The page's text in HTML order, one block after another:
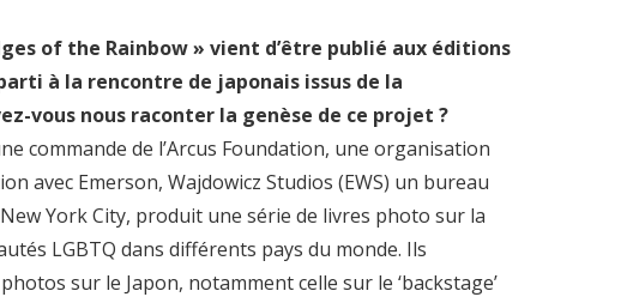
of the Rainbow » vient d’être publié aux éditions
à la rencontre de japonais issus de la
vous nous raconter la genèse de ce projet ?
commande de l’Arcus Foundation, une organisation
avec Emerson, Wajdowicz Studios (EWS) un bureau
York City, produit une série de livres photo sur la
LGBTQ dans différents pays du monde. Ils
sur le Japon, notamment celle sur le ‘backstage’